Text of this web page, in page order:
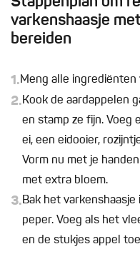
varkenshaasje
bereiden
1.Meng alle ingrediënten
2.Kook de aardappelen
en stamp ze fijn. Voeg
ei, een eidooier,
Vorm nu met je
met extra bloem.
3.Bak het
peper. Voeg als het
en de stukjes appel